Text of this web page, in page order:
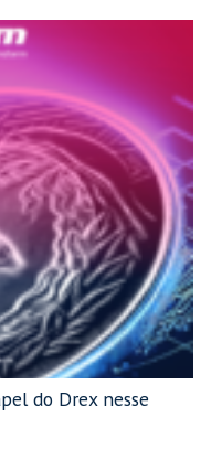
do Drex nesse